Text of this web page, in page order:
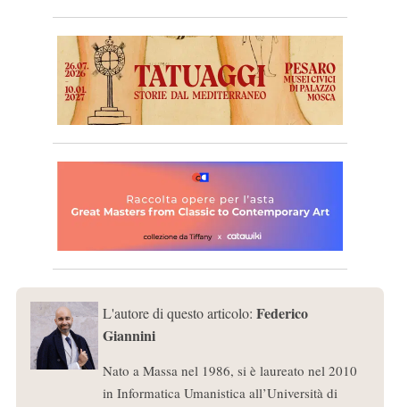
L'autore di questo articolo: Federico
Giannini
Nato a Massa nel 1986, si è laureato nel 2010
in Informatica Umanistica all’Università di